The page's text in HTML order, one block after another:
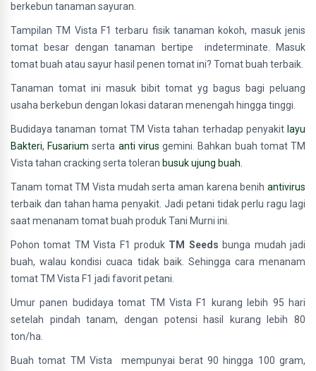
berkebun tanaman sayuran.
Tampilan TM Vista F1 terbaru fisik tanaman kokoh, masuk jenis
tomat besar dengan tanaman bertipe indeterminate. Masuk
tomat buah atau sayur hasil penen tomat ini? Tomat buah terbaik.
Tanaman tomat ini masuk bibit tomat yg bagus bagi peluang
usaha berkebun dengan lokasi dataran menengah hingga tinggi.
Budidaya tanaman tomat TM Vista tahan terhadap penyakitlayu
Bakteri, Fusarium serta anti virus gemini. Bahkan buah tomat TM
Vista tahan cracking serta toleran busuk ujung buah.
Tanam tomat TM Vista mudah serta aman karena benih antivirus
terbaik dan tahan hama penyakit. Jadi petani tidak perlu ragu lagi
saat menanam tomat buah produk Tani Murni ini.
Pohon tomat TM Vista F1 produk TM Seeds bunga mudah jadi
buah, walau kondisi cuaca tidak baik. Sehingga cara menanam
tomat TM Vista F1 jadi favorit petani.
Umur panen budidaya tomat TM Vista F1 kurang lebih 95 hari
setelah pindah tanam, dengan potensi hasil kurang lebih 80
ton/ha.
Buah tomat TM Vista mempunyai berat 90 hingga 100 gram,